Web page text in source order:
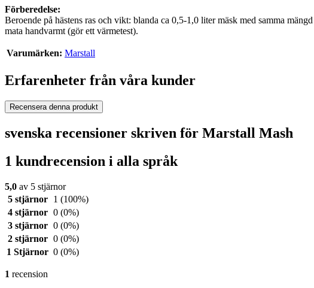
Förberedelse:
Beroende på hästens ras och vikt: blanda ca 0,5-1,0 liter mäsk med samma
mata handvarmt (gör ett värmetest).
Varumärken: Marstall
Erfarenheter från våra kunder
Recensera denna produkt
svenska recensioner skriven för Marstall Mash
1 kundrecension i alla språk
5,0 av 5 stjärnor
5 stjärnor
1 (100%)
4 stjärnor 0 (0%)
3 stjärnor 0 (0%)
2 stjärnor 0 (0%)
1 Stjärnor 0 (0%)
1 recension